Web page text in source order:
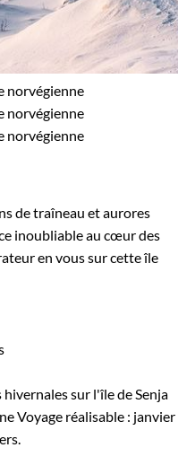
de traîneau et aurores
inoubliable au cœur des
en vous sur cette île
sur l'île de Senja
Voyage réalisable : janvier